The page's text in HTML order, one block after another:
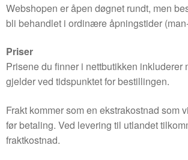
Webshopen er åpen døgnet rundt, men
bli behandlet i ordinære åpningstider
Priser
Prisene du finner i nettbutikken inkluderer
gjelder ved tidspunktet for bestillingen.
Frakt kommer som en ekstrakostnad som
før betaling. Ved levering til utlandet
fraktkostnad.